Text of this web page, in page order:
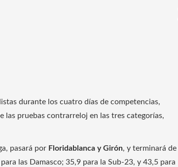
durante los cuatro días de competencias,
las pruebas contrarreloj en las tres categorías,
pasará por Floridablanca y Girón, y terminará de
las Damasco; 35,9 para la Sub-23, y 43,5 para